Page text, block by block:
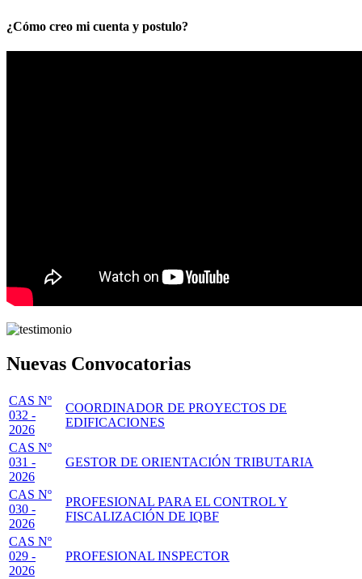
¿Cómo creo mi cuenta y postulo?
Nuevas Convocatorias
CAS Nº
032 -
2026
COORDINADOR DE PROYECTOS DE
EDIFICACIONES
CAS Nº
031 -
2026
GESTOR DE ORIENTACIÓN TRIBUTARIA
CAS Nº
030 -
2026
PROFESIONAL PARA EL CONTROL Y
FISCALIZACIÓN DE IQBF
CAS Nº
029 -
2026
PROFESIONAL INSPECTOR